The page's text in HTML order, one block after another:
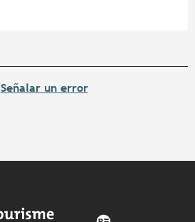
Señalar un error